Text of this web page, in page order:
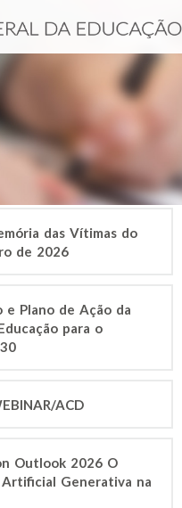
das Vítimas do
de 2026
Plano de Ação da
para o
ACD
Outlook 2026 O
Generativa na